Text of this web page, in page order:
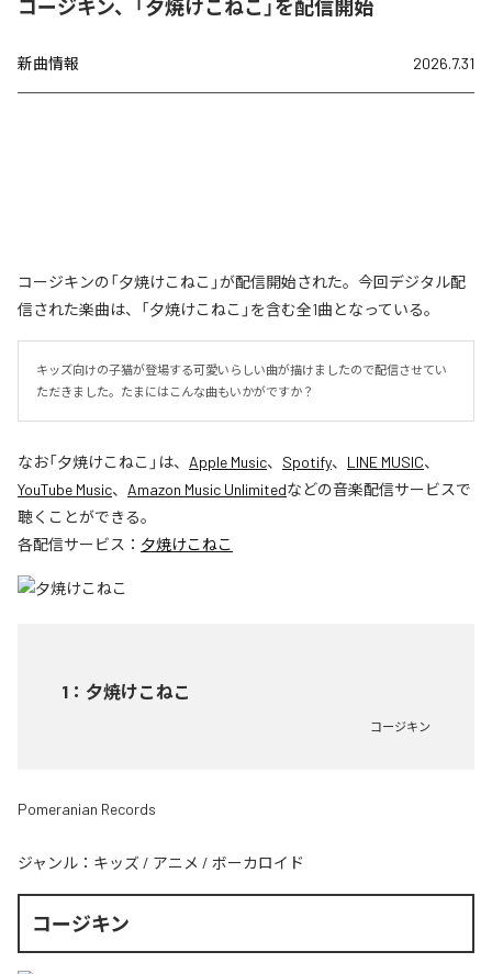
コージキン、「夕焼けこねこ」を配信開始
新曲情報 2026.7.31
コージキンの「夕焼けこねこ」が配信開始された。今回デジタル配
信された楽曲は、「夕焼けこねこ」を含む全1曲となっている。
キッズ向けの子猫が登場する可愛いらしい曲が描けましたので配信させてい
ただきました。たまにはこんな曲もいかがですか？
なお「夕焼けこねこ 」は、 Apple Music、 Spotify、 LINE MUSIC、
YouTube Music、 Amazon Music Unlimitedなどの音楽配信サービスで
聴くことができる。
各配信サービス： 夕焼けこねこ
1 ： 夕焼けこねこ
コージキン
Pomeranian Records
ジャンル： キッズ / アニメ / ボーカロイド
コージキン